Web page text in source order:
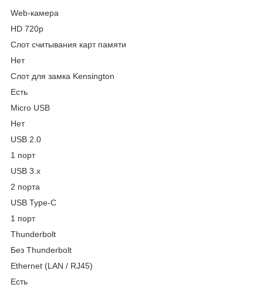
Web-камера
HD 720p
Слот считывания карт памяти
Нет
Слот для замка Kensington
Есть
Micro USB
Нет
USB 2.0
1 порт
USB 3.x
2 порта
USB Type-C
1 порт
Thunderbolt
Без Thunderbolt
Ethernet (LAN / RJ45)
Есть